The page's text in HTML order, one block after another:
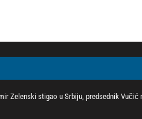
Zelenski stigao u Srbiju, predsednik Vučić